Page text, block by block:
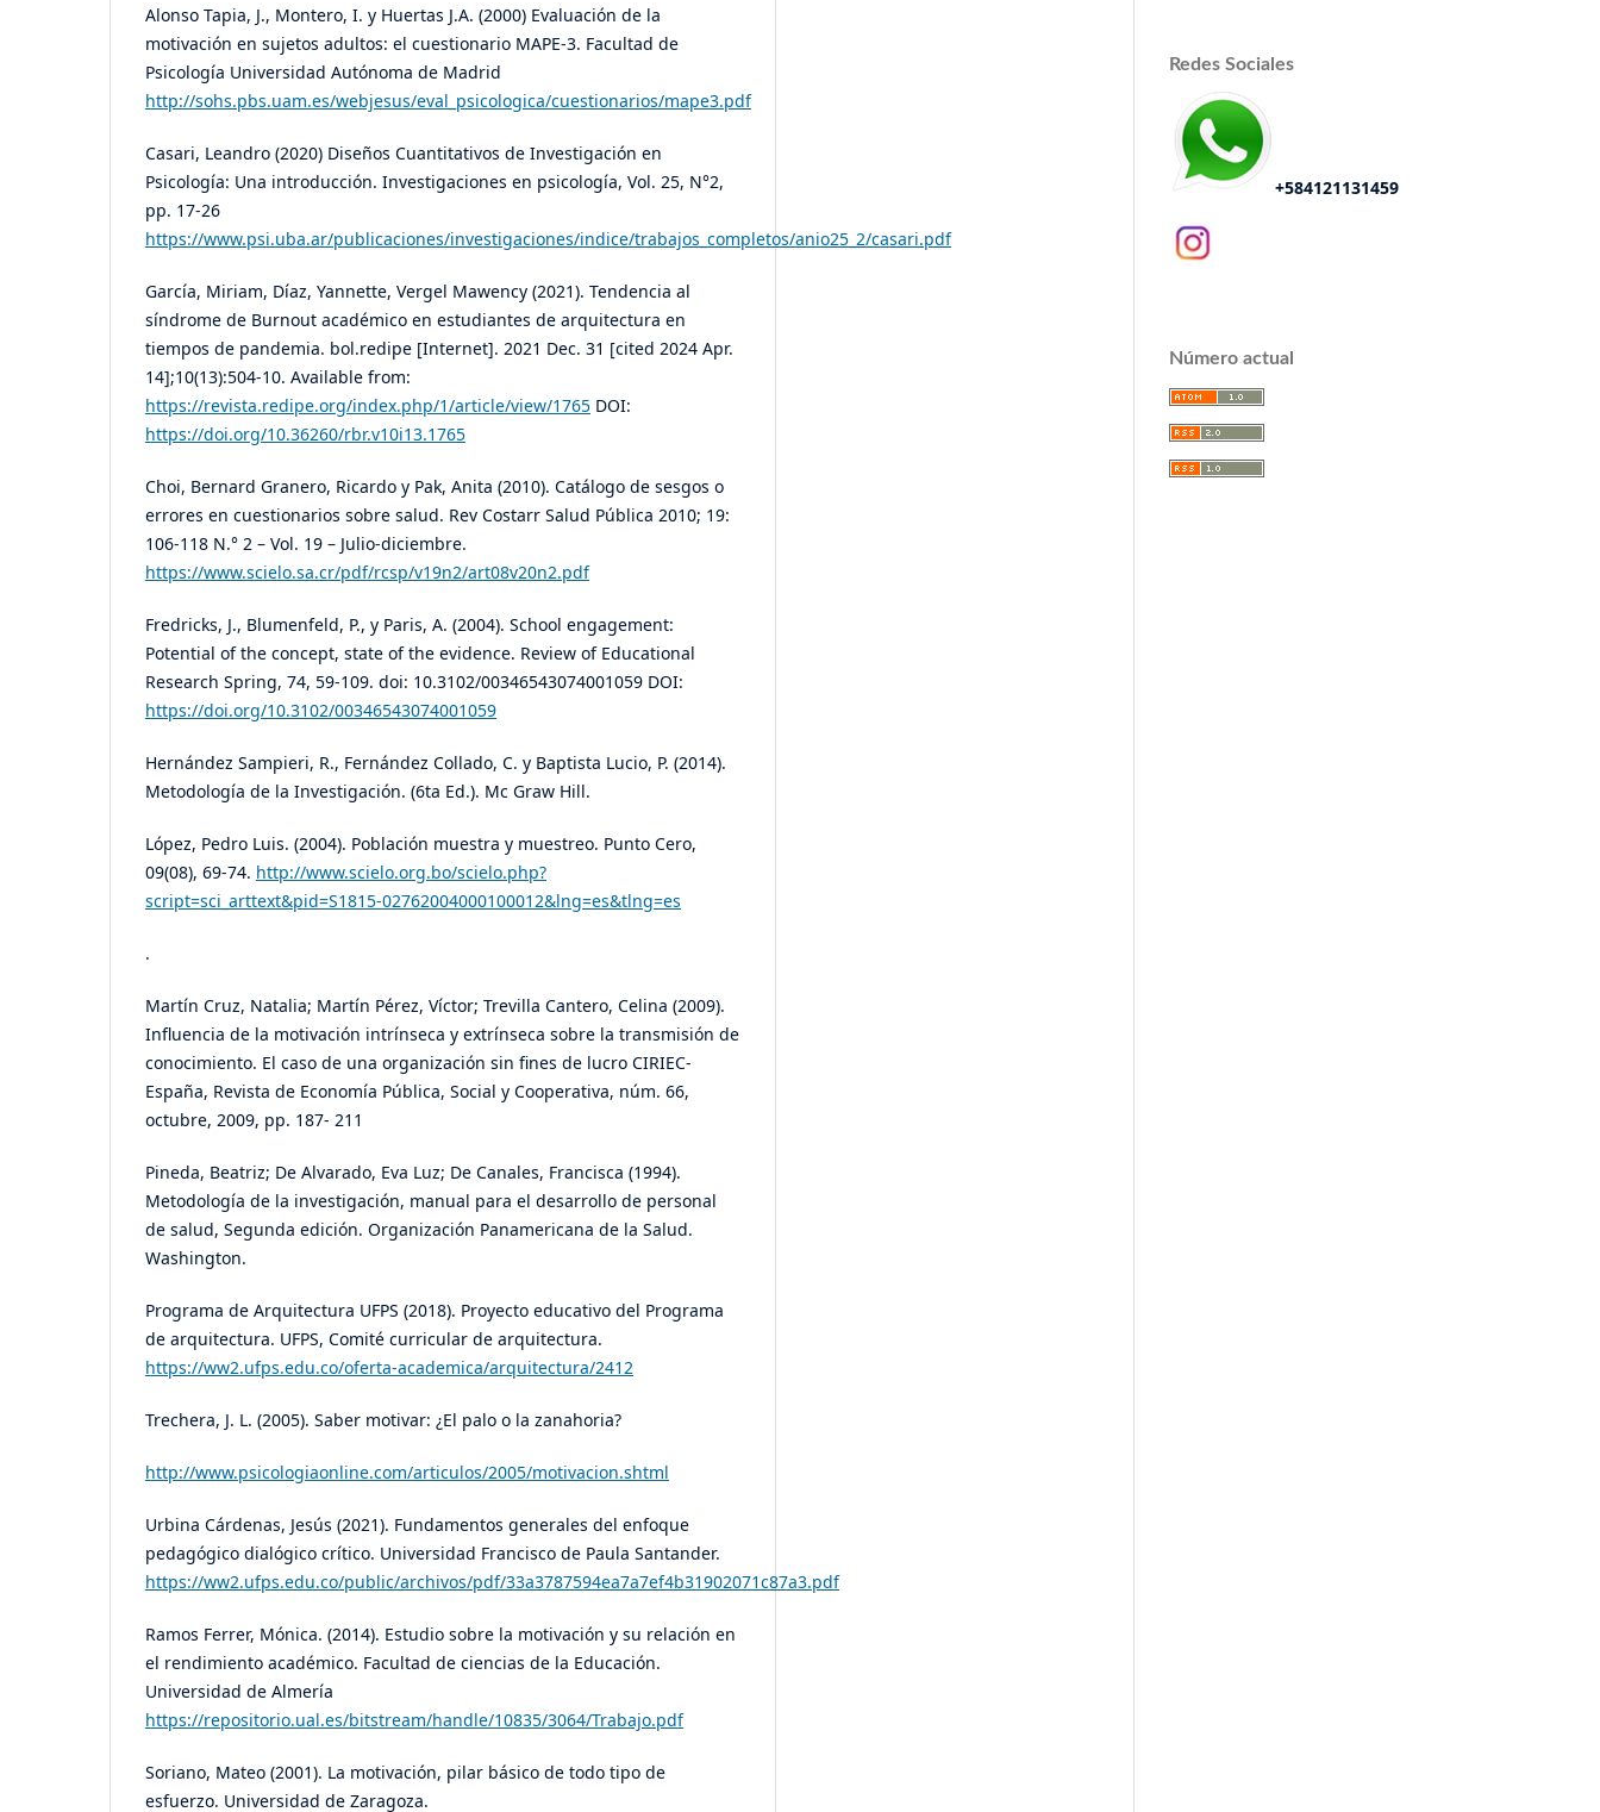
Alonso Tapia, J., Montero, I. y Huertas J.A. (2000) Evaluación de la
motivación en sujetos adultos: el cuestionario MAPE-3. Facultad de
Psicología Universidad Autónoma de Madrid
http://sohs.pbs.uam.es/webjesus/eval_psicologica/cuestionarios/mape3.pdf
Casari, Leandro (2020) Diseños Cuantitativos de Investigación en
Psicología: Una introducción. Investigaciones en psicología, Vol. 25, N°2,
pp. 17-26
https://www.psi.uba.ar/publicaciones/investigaciones/indice/trabajos_completos/anio25_2/casari.pdf
García, Miriam, Díaz, Yannette, Vergel Mawency (2021). Tendencia al
síndrome de Burnout académico en estudiantes de arquitectura en
tiempos de pandemia. bol.redipe [Internet]. 2021 Dec. 31 [cited 2024 Apr.
14];10(13):504-10. Available from:
https://revista.redipe.org/index.php/1/article/view/1765 DOI:
https://doi.org/10.36260/rbr.v10i13.1765
Choi, Bernard Granero, Ricardo y Pak, Anita (2010). Catálogo de sesgos o
errores en cuestionarios sobre salud. Rev Costarr Salud Pública 2010; 19:
106-118 N.° 2 – Vol. 19 – Julio-diciembre.
https://www.scielo.sa.cr/pdf/rcsp/v19n2/art08v20n2.pdf
Fredricks, J., Blumenfeld, P., y Paris, A. (2004). School engagement:
Potential of the concept, state of the evidence. Review of Educational
Research Spring, 74, 59-109. doi: 10.3102/00346543074001059 DOI:
https://doi.org/10.3102/00346543074001059
Hernández Sampieri, R., Fernández Collado, C. y Baptista Lucio, P. (2014).
Metodología de la Investigación. (6ta Ed.). Mc Graw Hill.
López, Pedro Luis. (2004). Población muestra y muestreo. Punto Cero,
09(08), 69-74. http://www.scielo.org.bo/scielo.php?
script=sci_arttext&pid=S1815-02762004000100012&lng=es&tlng=es
.
Martín Cruz, Natalia; Martín Pérez, Víctor; Trevilla Cantero, Celina (2009).
Influencia de la motivación intrínseca y extrínseca sobre la transmisión de
conocimiento. El caso de una organización sin fines de lucro CIRIEC-
España, Revista de Economía Pública, Social y Cooperativa, núm. 66,
octubre, 2009, pp. 187- 211
Pineda, Beatriz; De Alvarado, Eva Luz; De Canales, Francisca (1994).
Metodología de la investigación, manual para el desarrollo de personal
de salud, Segunda edición. Organización Panamericana de la Salud.
Washington.
Programa de Arquitectura UFPS (2018). Proyecto educativo del Programa
de arquitectura. UFPS, Comité curricular de arquitectura.
https://ww2.ufps.edu.co/oferta-academica/arquitectura/2412
Trechera, J. L. (2005). Saber motivar: ¿El palo o la zanahoria?
http://www.psicologiaonline.com/articulos/2005/motivacion.shtml
Urbina Cárdenas, Jesús (2021). Fundamentos generales del enfoque
pedagógico dialógico crítico. Universidad Francisco de Paula Santander.
https://ww2.ufps.edu.co/public/archivos/pdf/33a3787594ea7a7ef4b31902071c87a3.pdf
Ramos Ferrer, Mónica. (2014). Estudio sobre la motivación y su relación en
el rendimiento académico. Facultad de ciencias de la Educación.
Universidad de Almería
https://repositorio.ual.es/bitstream/handle/10835/3064/Trabajo.pdf
Soriano, Mateo (2001). La motivación, pilar básico de todo tipo de
esfuerzo. Universidad de Zaragoza.
Redes Sociales
+584121131459
Número actual